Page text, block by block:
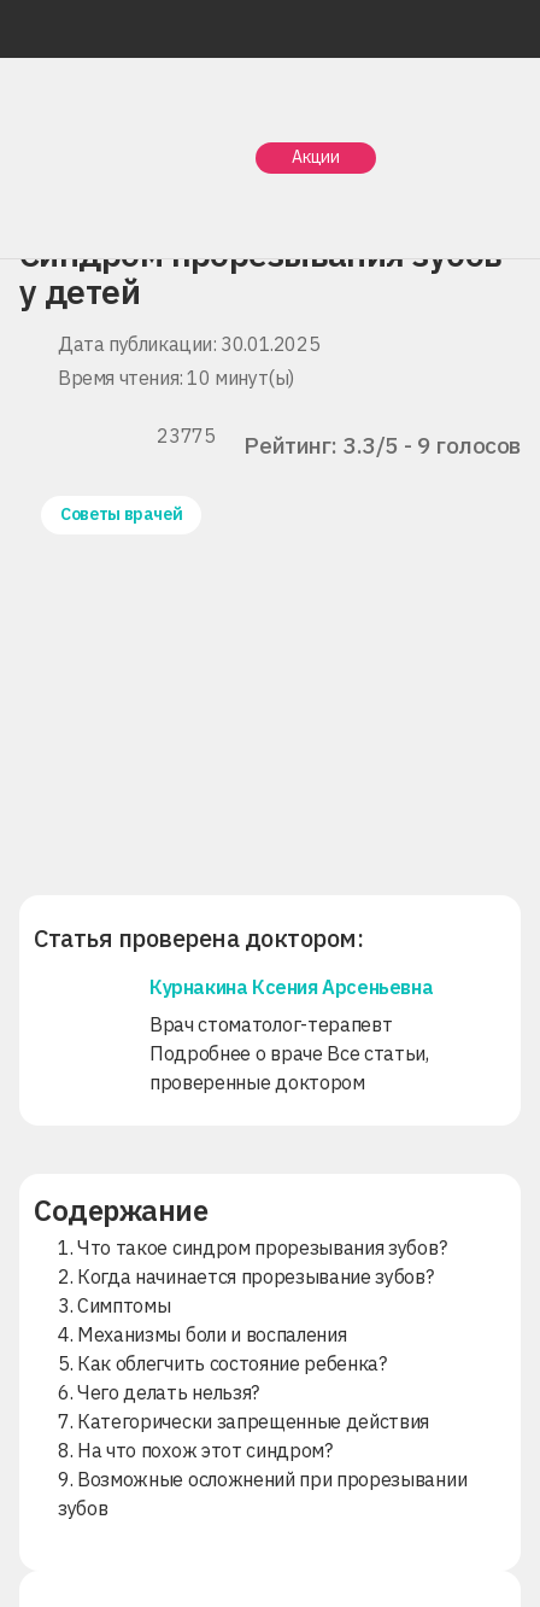
Акции
Синдром прорезывания зубов у детей
Синдром прорезывания зубов
у детей
Дата публикации: 30.01.2025
Время чтения: 10 минут(ы)
23775 Рейтинг: 3.3/5 - 9 голосов
Советы врачей
Содержание
1. Что такое синдром прорезывания зубов?
2. Когда начинается прорезывание зубов?
3. Симптомы
4. Механизмы боли и воспаления
5. Как облегчить состояние ребенка?
6. Чего делать нельзя?
7. Категорически запрещенные действия
8. На что похож этот синдром?
9. Возможные осложнений при прорезывании
зубов
Статья проверена доктором:
Курнакина Ксения Арсеньевна
Врач стоматолог-терапевт
Подробнее о враче Все статьи,
проверенные доктором